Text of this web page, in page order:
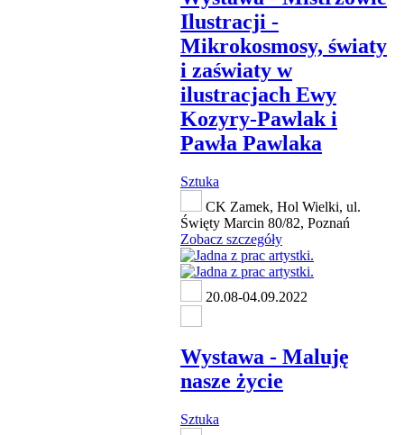
Ilustracji -
Mikrokosmosy, światy
i zaświaty w
ilustracjach Ewy
Kozyry-Pawlak i
Pawła Pawlaka
Sztuka
CK Zamek, Hol Wielki, ul.
Święty Marcin 80/82, Poznań
Zobacz szczegóły
20.08-04.09.2022
Wystawa - Maluję
nasze życie
Sztuka